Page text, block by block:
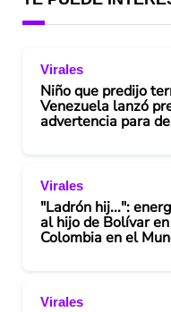
Virales
Niño que predijo
Venezuela lanzó
advertencia para
Virales
"Ladrón hij...":
al hijo de Bolívar
Colombia en el
Virales